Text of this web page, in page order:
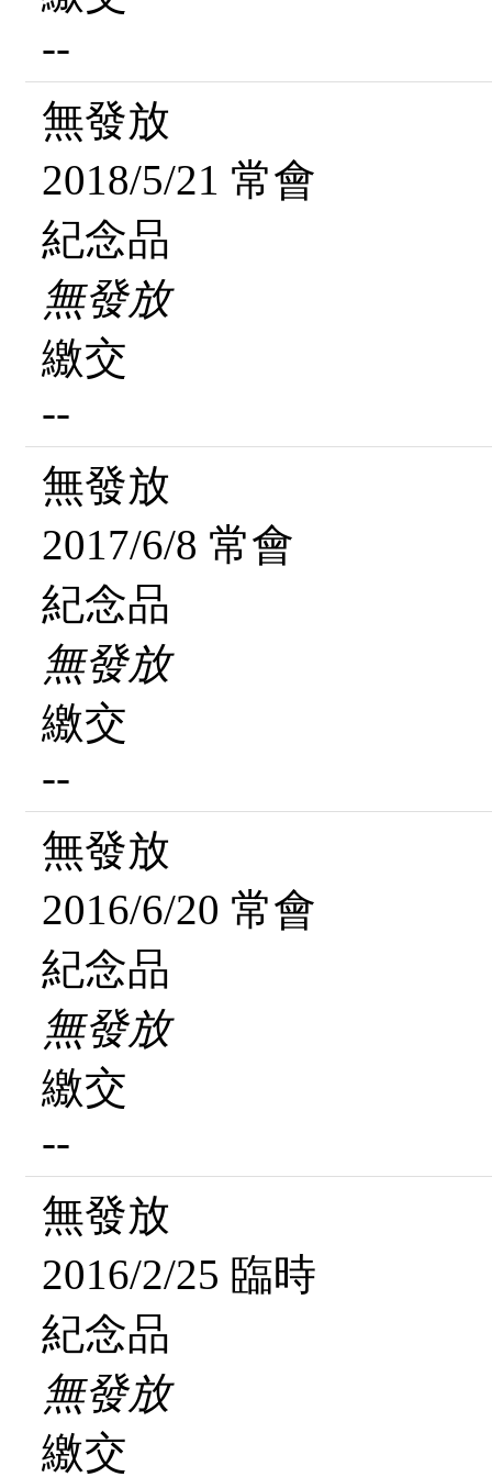
--
無發放
2018/5/21 常會
紀念品
無發放
繳交
--
無發放
2017/6/8 常會
紀念品
無發放
繳交
--
無發放
2016/6/20 常會
紀念品
無發放
繳交
--
無發放
2016/2/25 臨時
紀念品
無發放
繳交